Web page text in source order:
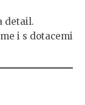
detail.
i s dotacemi